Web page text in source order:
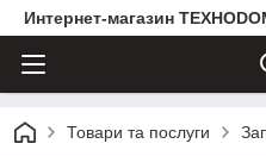
Интернет-магазин
Товари та послуги